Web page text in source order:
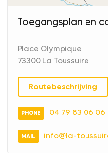
Toegangsplan en
Place Olympique
73300 La Toussuire
Routebeschrijving
PHONE 04 79 83 06 06
MAIL info@la-